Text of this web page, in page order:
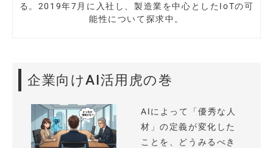
る。2019年7月に入社し、製造業を中心としたIoTの可
能性について探求中。
企業向けAI活用虎の巻
AIによって「優秀な人
材」の定義が変化した
ことを、どうみるべき